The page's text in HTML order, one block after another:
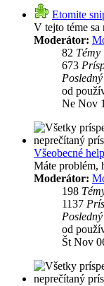
Etomite
V tejto téme sa
Moderátor:
82 Témy
673
od
Ne Nov
Všeobecné
Máte problém,
Moderátor:
198
1137
od
Št Nov